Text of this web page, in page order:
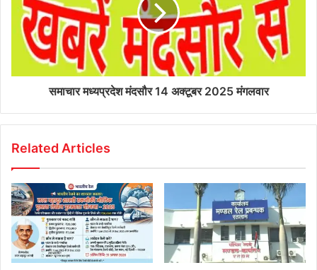
समाचार मध्यप्रदेश मंदसौर 14 अक्टूबर 2025 मंगलवार
Related Articles